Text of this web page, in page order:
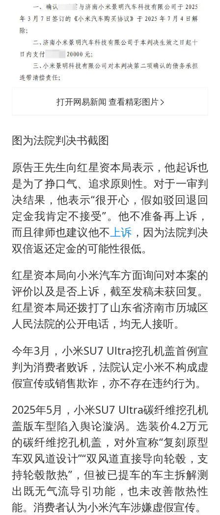
打开网易新闻 查看精彩图片
图为法院判决书截图
原告王先生向红星资本局表示，他起诉也
是为了挣口气、追求原则性。对于一审判
决结果，他表示“很开心，假如驳回退回
定金我肯定不接受”。他不准备再上诉，
而且律师也建议他不上诉 ，因为法院判决
双倍返还定金的可能性很低。
红星资本局向小米汽车方面询问对本案的
评价以及是否上诉，截至发稿未获回复。
红星资本局还拨打了山东省济南市历城区
人民法院的公开电话，均无人接听。
今年3月，小米SU7 Ultra挖孔机盖首例宣
判为消费者败诉，法院认定小米不构成虚
假宣传或销售欺诈，亦不存在违约行为。
2025年5月，小米SU7 Ultra碳纤维挖孔机
盖版车型陷入舆论漩涡。选装价4.2万元
的碳纤维挖孔机盖，对外宣称“复刻原型
车双风道设计”“双风道直接导向轮毂，支
持轮毂散热”，但被已提车的车主拆解测
出既无气流导引功能，也未改善散热性
能。消费者认为小米汽车涉嫌虚假宣传。